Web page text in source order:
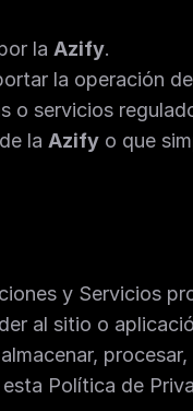
la Azify.
la operación
o servicios
la Azify o que
al sitio o
Política de